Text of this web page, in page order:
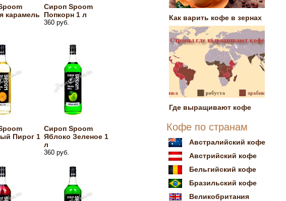
карамель
Сироп Spoom
Попкорн 1 л
360 руб.
Пирог 1
Сироп Spoom
Яблоко Зеленое 1
л
360 руб.
Как варить кофе в зернах
Где выращивают кофе
Кофе по странам
Австралийский кофе
Австрийский кофе
Бельгийский кофе
Бразильский кофе
Великобритания